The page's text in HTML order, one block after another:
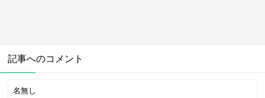
記事へのコメント